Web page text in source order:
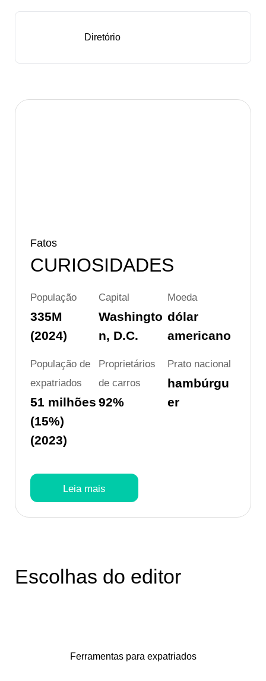
Diretório
Fatos
CURIOSIDADES
População
335M
(2024)
Capital
Washingto
n, D.C.
Moeda
dólar
americano
População de
expatriados
51 milhões
(15%)
(2023)
Proprietários
de carros
92%
Prato nacional
hambúrgu
er
Leia mais
Escolhas do editor
Ferramentas para expatriados